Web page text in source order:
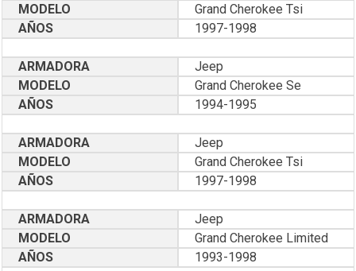
MODELO
Grand Cherokee Tsi
AÑOS
1997-1998
ARMADORA
Jeep
MODELO
Grand Cherokee Se
AÑOS
1994-1995
ARMADORA
Jeep
MODELO
Grand Cherokee Tsi
AÑOS
1997-1998
ARMADORA
Jeep
MODELO
Grand Cherokee Limited
AÑOS
1993-1998